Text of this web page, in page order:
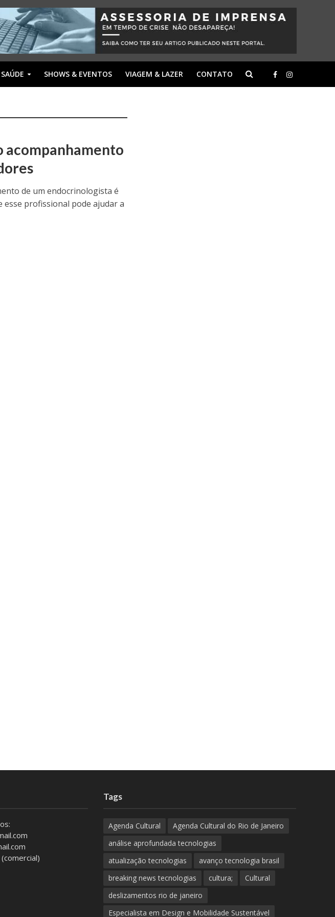
SAÚDE SHOWS & EVENTOS VIAGEM & LAZER CONTATO
acompanhamento
de um endocrinologista é
profissional pode ajudar a
Tags
Agenda Cultural
Agenda Cultural do Rio de Janeiro
análise aprofundada tecnologias
atualização tecnologias
avanço tecnologia brasil
breaking news tecnologias
cultura;
Cultural
deslizamentos rio de janeiro
Especialista em Design e Mobilidade Sustentável